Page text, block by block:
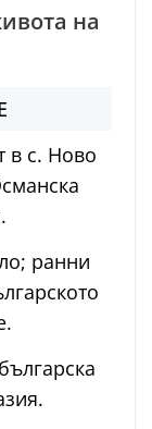
на
в с. Ново
ранни